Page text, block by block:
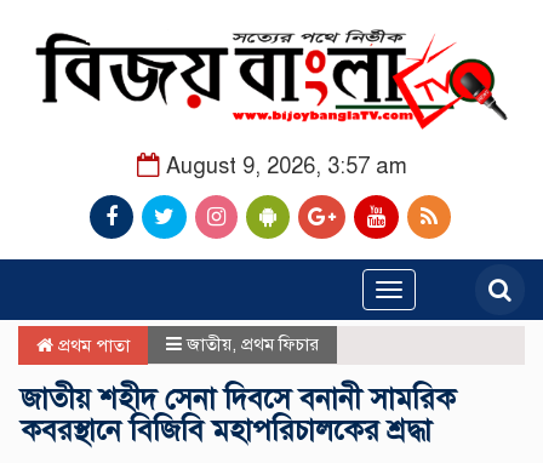
August 9, 2026, 3:57 am
Toggle
navigation
প্রথম পাতা জাতীয় প্রথম ফিচার
জাতীয় শহীদ সেনা দিবসে বনানী সামরিক
কবরস্থানে বিজিবি মহাপরিচালকের শ্রদ্ধা